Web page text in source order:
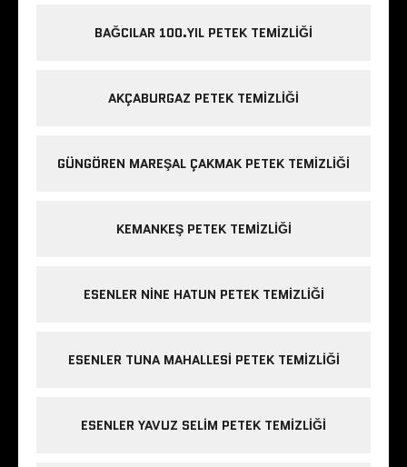
BAĞCILAR 100.YIL PETEK TEMIZLIĞI
AKÇABURGAZ PETEK TEMIZLIĞI
GÜNGÖREN MAREŞAL ÇAKMAK PETEK TEMIZLIĞI
KEMANKEŞ PETEK TEMIZLIĞI
ESENLER NINE HATUN PETEK TEMIZLIĞI
ESENLER TUNA MAHALLESI PETEK TEMIZLIĞI
ESENLER YAVUZ SELIM PETEK TEMIZLIĞI